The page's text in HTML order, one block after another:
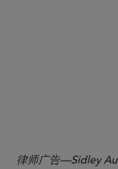
律师广告—Sidley